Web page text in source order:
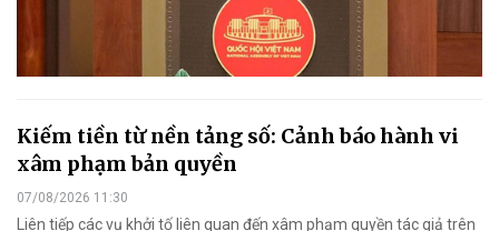
Kiếm tiền từ nền tảng số: Cảnh báo hành vi
xâm phạm bản quyền
07/08/2026 11:30
Liên tiếp các vụ khởi tố liên quan đến xâm phạm quyền tác giả trên